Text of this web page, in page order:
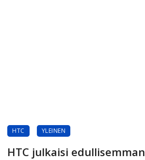
HTC YLEINEN
HTC julkaisi edullisemman